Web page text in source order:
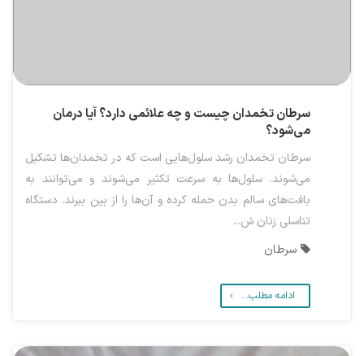
سرطان تخمدان چیست و چه علائمی دارد؟ آیا درمان
می‌شود؟
سرطان تخمدان رشد سلول‌هایی است که در تخمدان‌ها تشکیل
می‌شوند. سلول‌ها به سرعت تکثیر می‌شوند و می‌توانند به
بافت‌های سالم بدن حمله کرده و آن‌ها را از بین ببرند. دستگاه
تناسلی زنان ش...
سرطان
ادامه مطلب...